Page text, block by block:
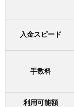
入金スピード
手数料
利用可能額